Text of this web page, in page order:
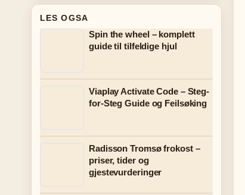
LES OGSA
Spin the wheel – komplett
guide til tilfeldige hjul
Viaplay Activate Code – Steg-
for-Steg Guide og Feilsøking
Radisson Tromsø frokost –
priser, tider og
gjestevurderinger